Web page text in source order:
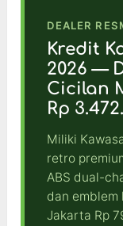
DEALER
Kredit
2026 —
Cicilan
Rp
Miliki
retro
ABS dual-
dan emblem
Jakarta Rp